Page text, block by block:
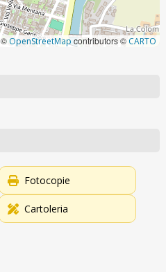
©OpenStreetMapcontributors © CARTO
Fotocopie
Cartoleria